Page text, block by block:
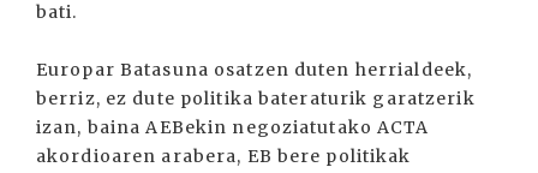
bati.
Europar Batasuna osatzen duten herrialdeek,
berriz, ez dute politika bateraturik garatzerik
izan, baina AEBekin negoziatutako ACTA
akordioaren arabera, EB bere politikak